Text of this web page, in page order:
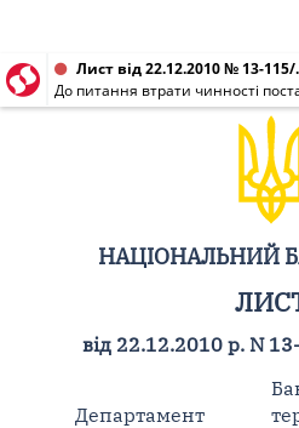
Лист
НАЦІОНАЛЬНИЙ
від 22.12.2010 р. N
Департамент